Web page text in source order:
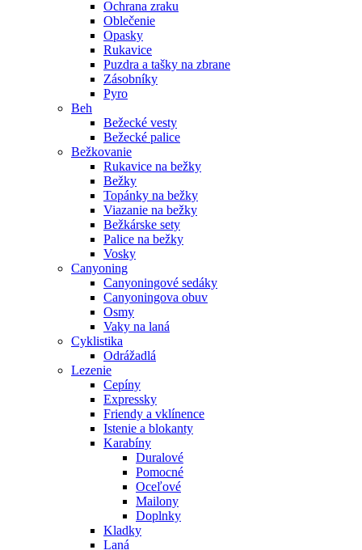
Ochrana zraku
Oblečenie
Opasky
Rukavice
Puzdra a tašky na zbrane
Zásobníky
Pyro
Beh
Bežecké vesty
Bežecké palice
Bežkovanie
Rukavice na bežky
Bežky
Topánky na bežky
Viazanie na bežky
Bežkárske sety
Palice na bežky
Vosky
Canyoning
Canyoningové sedáky
Canyoningova obuv
Osmy
Vaky na laná
Cyklistika
Odrážadlá
Lezenie
Cepíny
Expressky
Friendy a vklínence
Istenie a blokanty
Karabíny
Duralové
Pomocné
Oceľové
Mailony
Doplnky
Kladky
Laná